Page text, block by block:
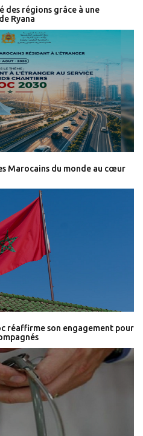
des régions grâce à une
Ryana
Marocains du monde au cœur
réaffirme son engagement pour